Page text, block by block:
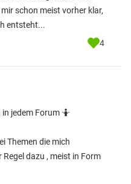
schon meist vorher klar,
entsteht...
4
jedem Forum 🤷
Themen die mich
dazu , meist in Form